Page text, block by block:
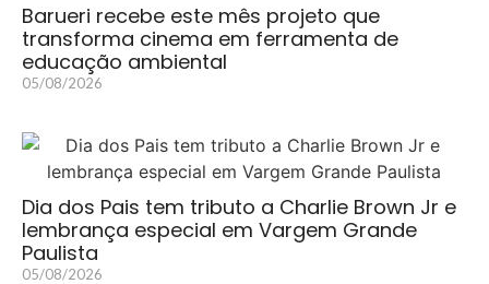
Barueri recebe este mês projeto que
transforma cinema em ferramenta de
educação ambiental
05/08/2026
Dia dos Pais tem tributo a Charlie Brown Jr e
lembrança especial em Vargem Grande
Paulista
05/08/2026